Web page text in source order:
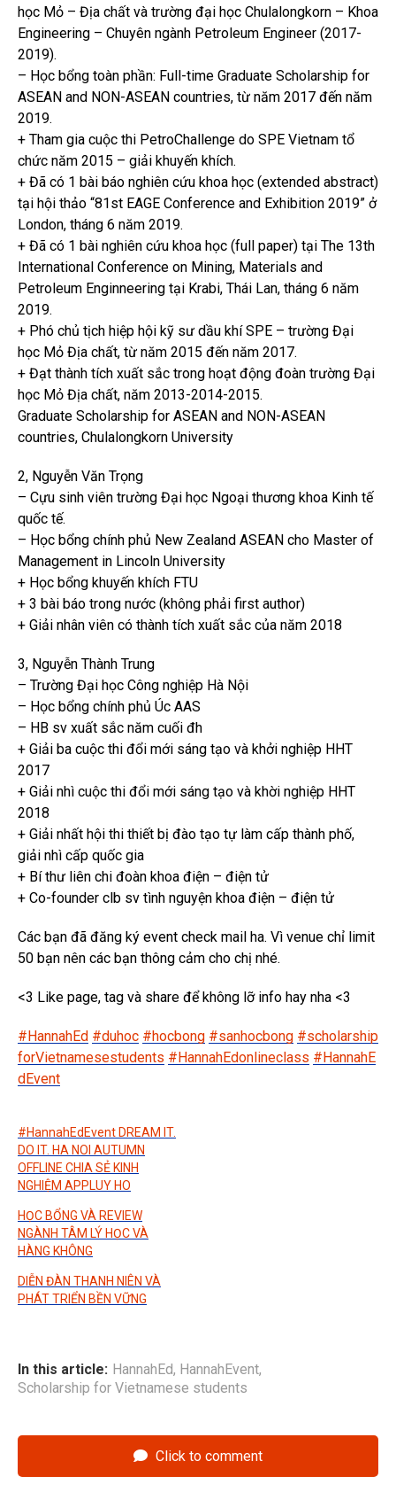
học Mỏ – Địa chất và trường đại học Chulalongkorn – Khoa
Engineering – Chuyên ngành Petroleum Engineer (2017-
2019).
– Học bổng toàn phần: Full-time Graduate Scholarship for
ASEAN and NON-ASEAN countries, từ năm 2017 đến năm
2019.
+ Tham gia cuộc thi PetroChallenge do SPE Vietnam tổ
chức năm 2015 – giải khuyến khích.
+ Đã có 1 bài báo nghiên cứu khoa học (extended abstract)
tại hội thảo “81st EAGE Conference and Exhibition 2019” ở
London, tháng 6 năm 2019.
+ Đã có 1 bài nghiên cứu khoa học (full paper) tại The 13th
International Conference on Mining, Materials and
Petroleum Enginneering tại Krabi, Thái Lan, tháng 6 năm
2019.
+ Phó chủ tịch hiệp hội kỹ sư dầu khí SPE – trường Đại
học Mỏ Địa chất, từ năm 2015 đến năm 2017.
+ Đạt thành tích xuất sắc trong hoạt động đoàn trường Đại
học Mỏ Địa chất, năm 2013-2014-2015.
Graduate Scholarship for ASEAN and NON-ASEAN
countries, Chulalongkorn University
2, Nguyễn Văn Trọng
– Cựu sinh viên trường Đại học Ngoại thương khoa Kinh tế
quốc tế.
– Học bổng chính phủ New Zealand ASEAN cho Master of
Management in Lincoln University
+ Học bổng khuyến khích FTU
+ 3 bài báo trong nước (không phải first author)
+ Giải nhân viên có thành tích xuất sắc của năm 2018
3, Nguyễn Thành Trung
– Trường Đại học Công nghiệp Hà Nội
– Học bổng chính phủ Úc AAS
– HB sv xuất sắc năm cuối đh
+ Giải ba cuộc thi đổi mới sáng tạo và khởi nghiệp HHT
2017
+ Giải nhì cuộc thi đổi mới sáng tạo và khời nghiệp HHT
2018
+ Giải nhất hội thi thiết bị đào tạo tự làm cấp thành phố,
giải nhì cấp quốc gia
+ Bí thư liên chi đoàn khoa điện – điện tử
+ Co-founder clb sv tình nguyện khoa điện – điện tử
Các bạn đã đăng ký event check mail ha. Vì venue chỉ limit
50 bạn nên các bạn thông cảm cho chị nhé.
<3 Like page, tag và share để không lỡ info hay nha <3
#HannahEd #duhoc #hocbong #sanhocbong #scholarship
forVietnamesestudents #HannahEdonlineclass #HannahE
dEvent
#HannahEdEvent DREAM IT.
DO IT. HA NOI AUTUMN
OFFLINE CHIA SẺ KINH
NGHIỆM APPLUY HO
HỌC BỔNG VÀ REVIEW
NGÀNH TÂM LÝ HỌC VÀ
HÀNG KHÔNG
DIỄN ĐÀN THANH NIÊN VÀ
PHÁT TRIỂN BỀN VỮNG
In this article: HannahEd, HannahEvent,
Scholarship for Vietnamese students
Click to comment